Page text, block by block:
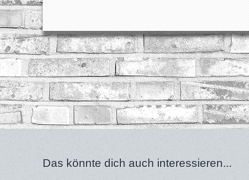
Das könnte dich auch interessieren...